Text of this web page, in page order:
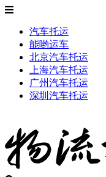
汽车托运
能哟运车
北京汽车托运
上海汽车托运
广州汽车托运
深圳汽车托运